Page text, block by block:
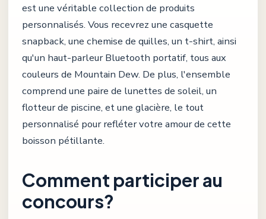
est une véritable collection de produits
personnalisés. Vous recevrez une casquette
snapback, une chemise de quilles, un t-shirt, ainsi
qu'un haut-parleur Bluetooth portatif, tous aux
couleurs de Mountain Dew. De plus, l'ensemble
comprend une paire de lunettes de soleil, un
flotteur de piscine, et une glacière, le tout
personnalisé pour refléter votre amour de cette
boisson pétillante.
Comment participer au
concours?